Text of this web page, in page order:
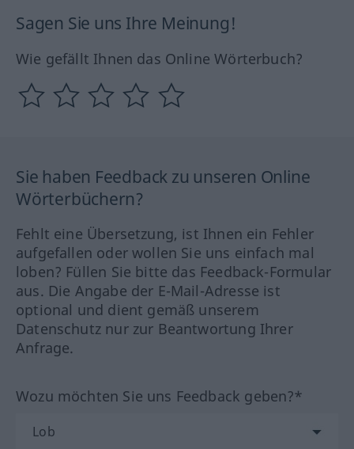
Sagen Sie uns Ihre Meinung!
Wie gefällt Ihnen das Online Wörterbuch?
Sie haben Feedback zu unseren Online
Wörterbüchern?
Fehlt eine Übersetzung, ist Ihnen ein Fehler
aufgefallen oder wollen Sie uns einfach mal
loben? Füllen Sie bitte das Feedback-Formular
aus. Die Angabe der E-Mail-Adresse ist
optional und dient gemäß unserem
Datenschutz nur zur Beantwortung Ihrer
Anfrage.
Wozu möchten Sie uns Feedback geben?*